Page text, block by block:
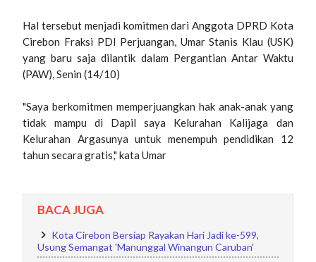
Hal tersebut menjadi komitmen dari Anggota DPRD Kota
Cirebon Fraksi PDI Perjuangan, Umar Stanis Klau (USK)
yang baru saja dilantik dalam Pergantian Antar Waktu
(PAW), Senin (14/10)
"Saya berkomitmen memperjuangkan hak anak-anak yang
tidak mampu di Dapil saya Kelurahan Kalijaga dan
Kelurahan Argasunya untuk menempuh pendidikan 12
tahun secara gratis," kata Umar
BACA JUGA
Kota Cirebon Bersiap Rayakan Hari Jadi ke-599,
Usung Semangat 'Manunggal Winangun Caruban'